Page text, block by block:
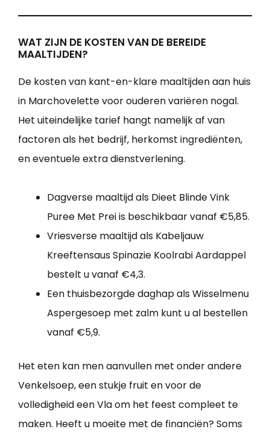
WAT ZIJN DE KOSTEN VAN DE BEREIDE
MAALTIJDEN?
De kosten van kant-en-klare maaltijden aan huis
in Marchovelette voor ouderen variëren nogal.
Het uiteindelijke tarief hangt namelijk af van
factoren als het bedrijf, herkomst ingrediënten,
en eventuele extra dienstverlening.
Dagverse maaltijd als Dieet Blinde Vink
Puree Met Prei is beschikbaar vanaf €5,85.
Vriesverse maaltijd als Kabeljauw
Kreeftensaus Spinazie Koolrabi Aardappel
bestelt u vanaf €4,3.
Een thuisbezorgde daghap als Wisselmenu
Aspergesoep met zalm kunt u al bestellen
vanaf €5,9.
Het eten kan men aanvullen met onder andere
Venkelsoep, een stukje fruit en voor de
volledigheid een Vla om het feest compleet te
maken. Heeft u moeite met de financiën? Soms